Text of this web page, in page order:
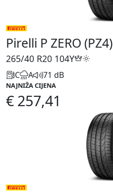
Pirelli P ZERO (PZ4)
265/40 R20 104Y
C A 71 dB
NAJNIŽA CIJENA
€ 257,41